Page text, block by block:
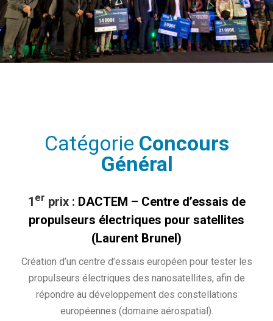
Catégorie Concours
Général
1 er prix : DACTEM – Centre d’essais de
propulseurs électriques pour satellites
(Laurent Brunel)
Création d’un centre d’essais européen pour tester les
propulseurs électriques des nanosatellites, afin de
répondre au développement des constellations
européennes (domaine aérospatial).